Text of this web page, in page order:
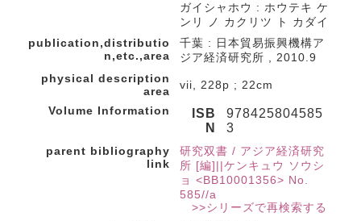
ガイシャホウ : ホウテキ ケ
ンリ ノ カクリツ ト カダイ
publication,distributio
n,etc.,area
千葉 : 日本貿易振興機構ア
ジア経済研究所 , 2010.9
physical description
area
vii, 228p ; 22cm
Volume Information
ISB
N
978425804585
3
parent bibliography
link
研究双書 / アジア経済研究
所 [編]||ケンキュウ ソウシ
ョ <BB10001356> No.
585//a
>>シリーズで再検索する